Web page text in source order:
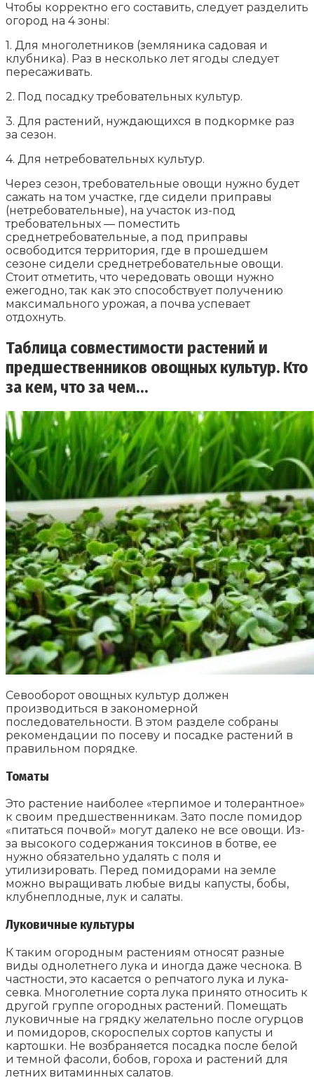
Чтобы корректно его составить, следует разделить
огород на 4 зоны:
1. Для многолетников (земляника садовая и
клубника). Раз в несколько лет ягоды следует
пересаживать.
2. Под посадку требовательных культур.
3. Для растений, нуждающихся в подкормке раз
за сезон.
4. Для нетребовательных культур.
Через сезон, требовательные овощи нужно будет
сажать на том участке, где сидели приправы
(нетребовательные), на участок из-под
требовательных — поместить
среднетребовательные, а под приправы
освободится территория, где в прошедшем
сезоне сидели среднетребовательные овощи.
Стоит отметить, что чередовать овощи нужно
ежегодно, так как это способствует получению
максимального урожая, а почва успевает
отдохнуть.
Таблица совместимости растений и
предшественников овощных культур. Кто
за кем, что за чем…
Севооборот овощных культур должен
производиться в закономерной
последовательности. В этом разделе собраны
рекомендации по посеву и посадке растений в
правильном порядке.
Томаты
Это растение наиболее «терпимое и толерантное»
к своим предшественникам. Зато после помидор
«питаться почвой» могут далеко не все овощи. Из-
за высокого содержания токсинов в ботве, ее
нужно обязательно удалять с поля и
утилизировать. Перед помидорами на земле
можно выращивать любые виды капусты, бобы,
клубнеплодные, лук и салаты.
Луковичные культуры
К таким огородным растениям относят разные
виды однолетнего лука и иногда даже чеснока. В
частности, это касается о репчатого лука и лука-
севка. Многолетние сорта лука принято относить к
другой группе огородных растений. Помещать
луковичные на грядку желательно после огурцов
и помидоров, скороспелых сортов капусты и
картошки. Не возбраняется посадка после белой
и темной фасоли, бобов, гороха и растений для
летних витаминных салатов.